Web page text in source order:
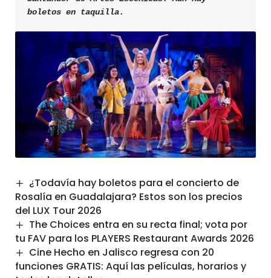
boletos en taquilla.
¿Todavía hay boletos para el concierto de
Rosalía en Guadalajara? Estos son los precios
del LUX Tour 2026
The Choices entra en su recta final; vota por
tu FAV para los PLAYERS Restaurant Awards 2026
Cine Hecho en Jalisco regresa con 20
funciones GRATIS: Aquí las películas, horarios y